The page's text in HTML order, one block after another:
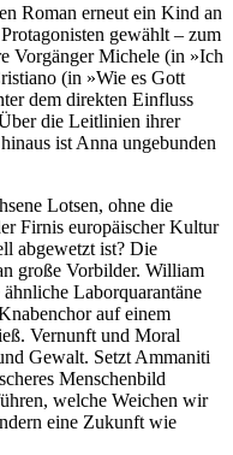
Roman erneut ein Kind an
gewählt – zum
Vorgänger Michele (in »Ich
(in »Wie es Gott
dem direkten Einfluss
die Leitlinien ihrer
ist Anna ungebunden
Lotsen, ohne die
Firnis europäi­scher Kultur
abgewetzt ist? Die
große Vorbilder. William
Labor­quaran­täne
auf einem
Vernunft und Moral
Gewalt. Setzt Ammaniti
Menschen­bild
welche Weichen wir
eine Zukunft wie